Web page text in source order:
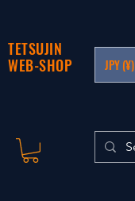
TETSUJIN
WEB-SHOP
JPY (¥)